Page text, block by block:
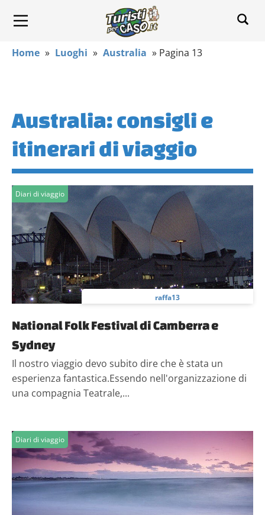
Home » Luoghi » Australia » Pagina 13
Australia: consigli e
itinerari di viaggio
Diari di viaggio
raffa13
National Folk Festival di Camberra e
Sydney
Il nostro viaggio devo subito dire che è stata un
esperienza fantastica.Essendo nell'organizzazione di
una compagnia Teatrale,...
Diari di viaggio